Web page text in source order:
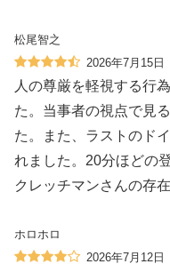
松尾智之
2026年7月15日
人の尊厳を軽視する行
た。当事者の視点で見
た。また、ラストのド
れました。20分ほどの
クレッチマンさんの存
ホロホロ
2026年7月12日